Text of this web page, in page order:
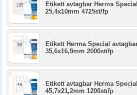
Etikett avtagbar Herma Special
25,4x10mm 4725st/fp
Etikett Herma Special
35,6x16,9mm 2000st/fp
Etikett avtagbar Herma Special
45,7x21,2mm 1200st/fp